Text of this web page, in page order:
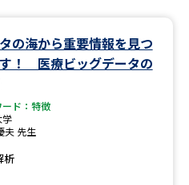
実施プログラムから探す
の海から重要情報を見つ
！ 医療ビッグデータの
ド：特徴
学
夫 先生
析